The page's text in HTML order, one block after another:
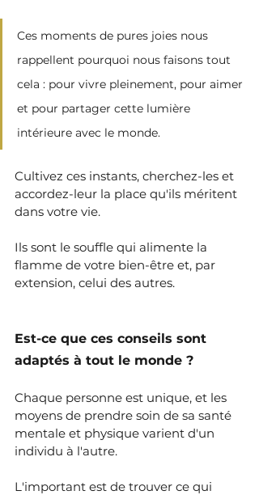
Ces moments de pures joies nous
rappellent pourquoi nous faisons tout
cela : pour vivre pleinement, pour aimer
et pour partager cette lumière
intérieure avec le monde.
Cultivez ces instants, cherchez-les et
accordez-leur la place qu'ils méritent
dans votre vie.
Ils sont le souffle qui alimente la
flamme de votre bien-être et, par
extension, celui des autres.
Est-ce que ces conseils sont
adaptés à tout le monde ?
Chaque personne est unique, et les
moyens de prendre soin de sa santé
mentale et physique varient d'un
individu à l'autre.
L'important est de trouver ce qui